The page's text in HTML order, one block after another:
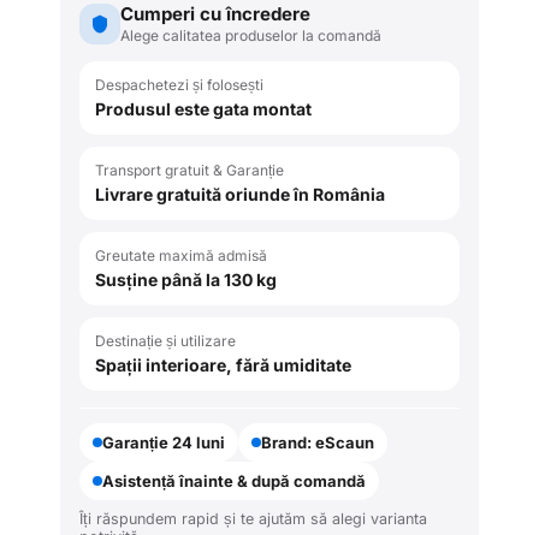
Cumperi cu încredere
Alege calitatea produselor la comandă
Despachetezi și folosești
Produsul este gata montat
Transport gratuit & Garanție
Livrare gratuită oriunde în România
Greutate maximă admisă
Susține până la 130 kg
Destinație și utilizare
Spații interioare, fără umiditate
Garanție 24 luni
Brand: eScaun
Asistență înainte & după comandă
Îți răspundem rapid și te ajutăm să alegi varianta